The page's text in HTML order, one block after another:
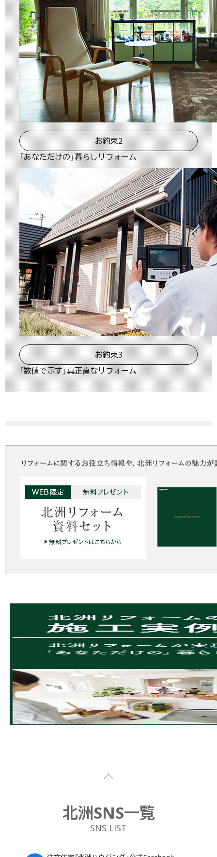
お約束2
「あなただけの」暮らしリフォーム
お約束3
「数値で示す」真正直なリフォーム
フッター
北洲SNS一覧
SNS LIST